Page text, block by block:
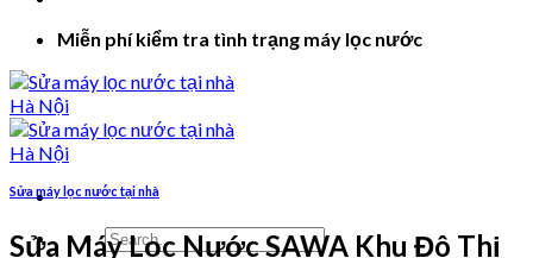
Miễn phí kiểm tra tình trạng máy lọc nước
Search
Sửa máy lọc nước tại nhà
Sửa Máy Lọc Nước SAWA Khu Đô Thị